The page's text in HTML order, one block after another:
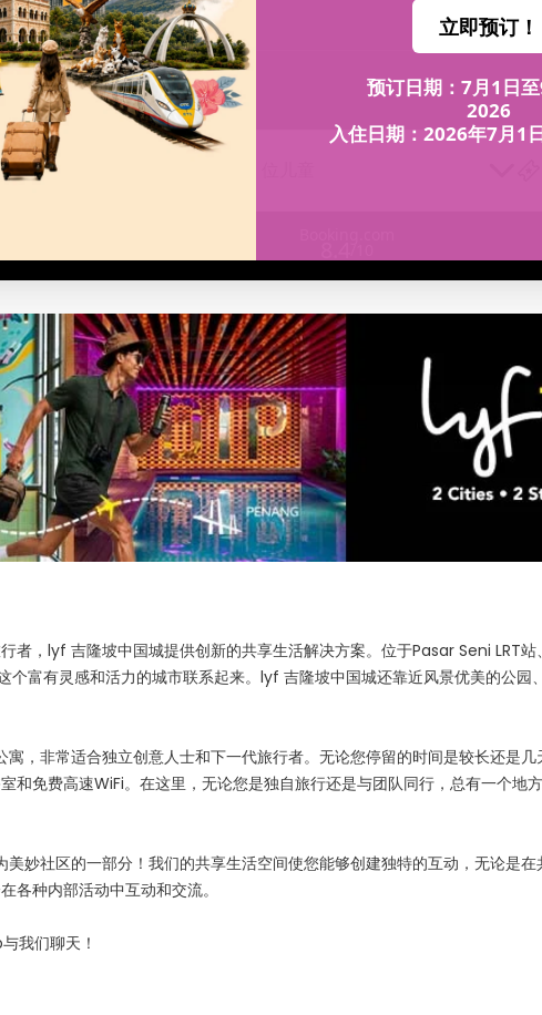
+603 2706 8899
者，lyf 吉隆坡中国城提供创新的共享生活解决方案。位于Pasar Seni LRT站
富有灵感和活力的城市联系起来。lyf 吉隆坡中国城还靠近风景优美的公园
，非常适合独立创意人士和下一代旅行者。无论您停留的时间是较长还是几
和免费高速WiFi。在这里，无论您是独自旅行还是与团队同行，总有一个地
妙社区的一部分！我们的共享生活空间使您能够创建独特的互动，无论是在
各种内部活动中互动和交流。
我们聊天！